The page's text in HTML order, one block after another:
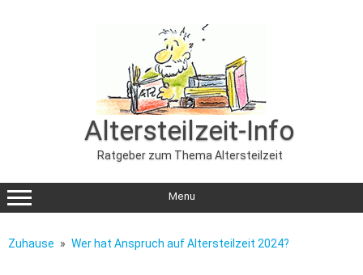
Altersteilzeit-Info
Ratgeber zum Thema Altersteilzeit
Menu
Zuhause Wer hat Anspruch auf Altersteilzeit 2024?